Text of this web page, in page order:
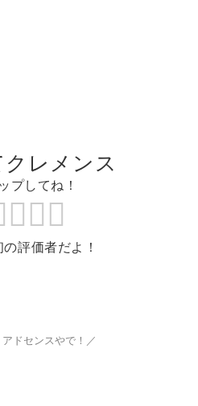
レメンス
プしてね！
評価者だよ！
ドセンスやで！／